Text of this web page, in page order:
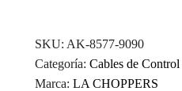
SKU: AK-8577-9090
Categoría: Cables de Control
Marca: LA CHOPPERS